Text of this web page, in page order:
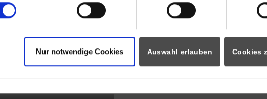
Nur notwendige Cookies Auswahl erlauben Cookies
Studierende
Zum Event